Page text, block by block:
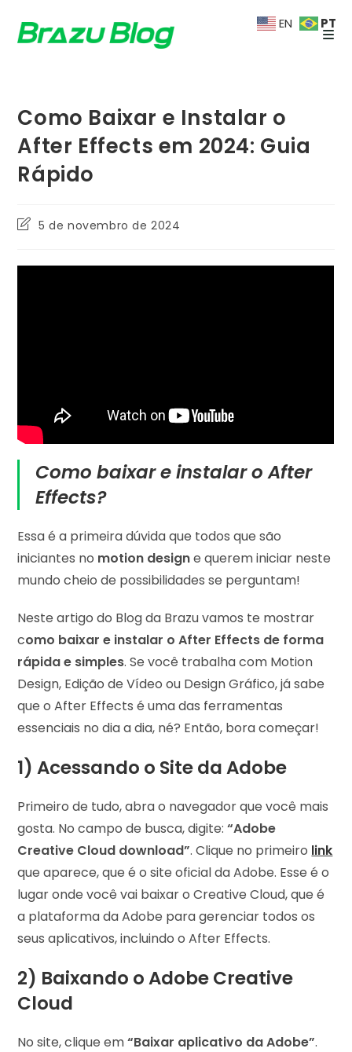
para
Como Baixar e Instalar o
After Effects em 2024: Guia
Rápido
Última
post:
5 de novembro de 2024
Como baixar e instalar o After
Effects?
Essa é a primeira dúvida que todos que são
iniciantes no motion designe querem iniciar neste
mundo cheio de possibilidades se perguntam!
Neste artigo do Blog da Brazu vamos te mostrar
como baixar e instalar o After Effects de forma
rápida e simples. Se você trabalha com Motion
Design, Edição de Vídeo ou Design Gráfico, já sabe
que o After Effects é uma das ferramentas
essenciais no dia a dia, né? Então, bora começar!
1) Acessando o Site da Adobe
Primeiro de tudo, abra o navegador que você mais
gosta. No campo de busca, digite:“Adobe
Creative Cloud download”. Clique no primeiro link
que aparece, que é o site oficial da Adobe. Esse é o
lugar onde você vai baixar o Creative Cloud, que é
a plataforma da Adobe para gerenciar todos os
seus aplicativos, incluindo o After Effects.
2) Baixando o Adobe Creative
Cloud
No site, clique em“Baixar aplicativo da Adobe”.
EN PT